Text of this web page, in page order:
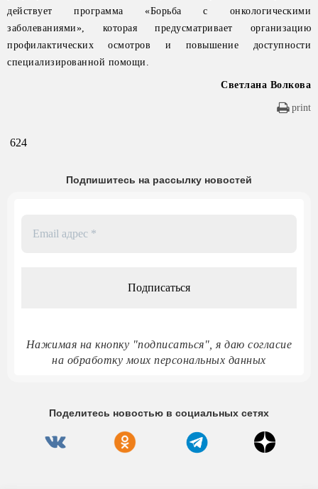
действует программа «Борьба с онкологическими
заболеваниями», которая предусматривает организацию
профилактических осмотров и повышение доступности
специализированной помощи.
Светлана Волкова
print
624
Подпишитесь на рассылку новостей
Нажимая на кнопку "подписаться", я даю согласие
на обработку моих персональных данных
Поделитесь новостью в социальных сетях